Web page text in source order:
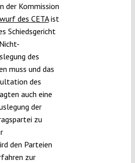
der Kommission
des CETAist
Schiedsgericht
des
muss und das
des
auch eine
der
zu
den Parteien
zur